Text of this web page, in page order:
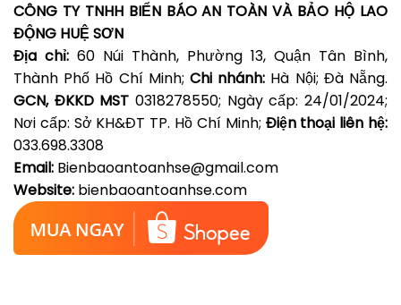
CÔNG TY TNHH BIỂN BÁO AN TOÀN VÀ BẢO HỘ LAO
ĐỘNG HUỆ SƠN
Địa chỉ: 60 Núi Thành, Phường 13, Quận Tân Bình,
Thành Phố Hồ Chí Minh; Chi nhánh: Hà Nội; Đà Nẵng.
GCN, ĐKKD MST 0318278550; Ngày cấp: 24/01/2024;
Nơi cấp: Sở KH&ĐT TP. Hồ Chí Minh; Điện thoại liên hệ:
033.698.3308
Email: Bienbaoantoanhse@gmail.com
Website: bienbaoantoanhse.com